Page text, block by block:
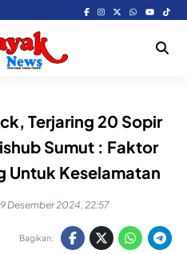
Terjaring 20 Sopir
Sumut : Faktor
Untuk Keselamatan
9 Desember 2024, 22:57
Bagikan: